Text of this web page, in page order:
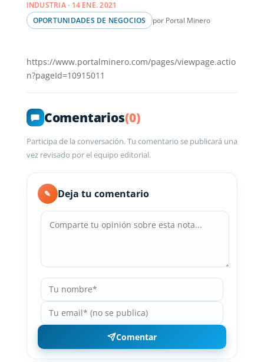
INDUSTRIA · 14 ENE. 2021
OPORTUNIDADES DE NEGOCIOS
por Portal Minero
https://www.portalminero.com/pages/viewpage.actio
n?pageId=10915011
Comentarios(0)
Participa de la conversación. Tu comentario se publicará una
vez revisado por el equipo editorial.
✎ Deja tu comentario
Comentar